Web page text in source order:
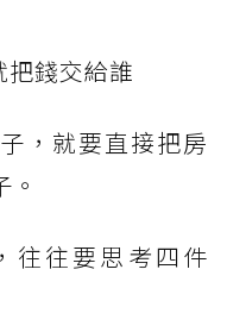
把錢交給誰
，就要直接把房
往往要思考四件